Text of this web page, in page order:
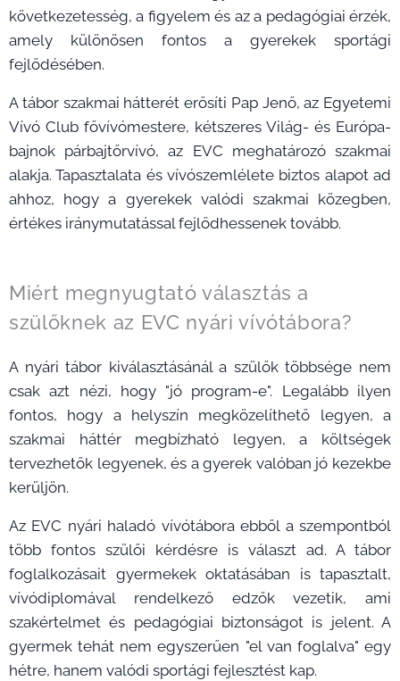
következetesség, a figyelem és az a pedagógiai érzék,
amely különösen fontos a gyerekek sportági
fejlődésében.
A tábor szakmai hátterét erősíti Pap Jenő, az Egyetemi
Vívó Club fővívómestere, kétszeres Világ- és Európa-
bajnok párbajtőrvívó, az EVC meghatározó szakmai
alakja. Tapasztalata és vívószemlélete biztos alapot ad
ahhoz, hogy a gyerekek valódi szakmai közegben,
értékes iránymutatással fejlődhessenek tovább.
Miért megnyugtató választás a
szülőknek az EVC nyári vívótábora?
A nyári tábor kiválasztásánál a szülők többsége nem
csak azt nézi, hogy "jó program-e". Legalább ilyen
fontos, hogy a helyszín megközelíthető legyen, a
szakmai háttér megbízható legyen, a költségek
tervezhetők legyenek, és a gyerek valóban jó kezekbe
kerüljön.
Az EVC nyári haladó vívótábora ebből a szempontból
több fontos szülői kérdésre is választ ad. A tábor
foglalkozásait gyermekek oktatásában is tapasztalt,
vívódiplomával rendelkező edzők vezetik, ami
szakértelmet és pedagógiai biztonságot is jelent. A
gyermek tehát nem egyszerűen "el van foglalva" egy
hétre, hanem valódi sportági fejlesztést kap.